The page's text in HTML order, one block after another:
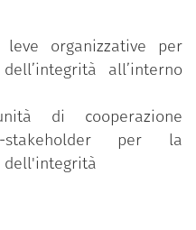
anticorruzione,
formazione.
nel programma sono
e co-attuazione
quinto e sesto Piano
il governo aperto in
della società
Italiana per il
organizzative per
all’interno
di cooperazione
per la
dell'integrità